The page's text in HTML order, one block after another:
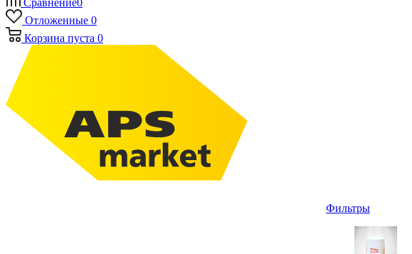
Сравнение0
Отложенные 0
Корзина пуста 0
Фильтры